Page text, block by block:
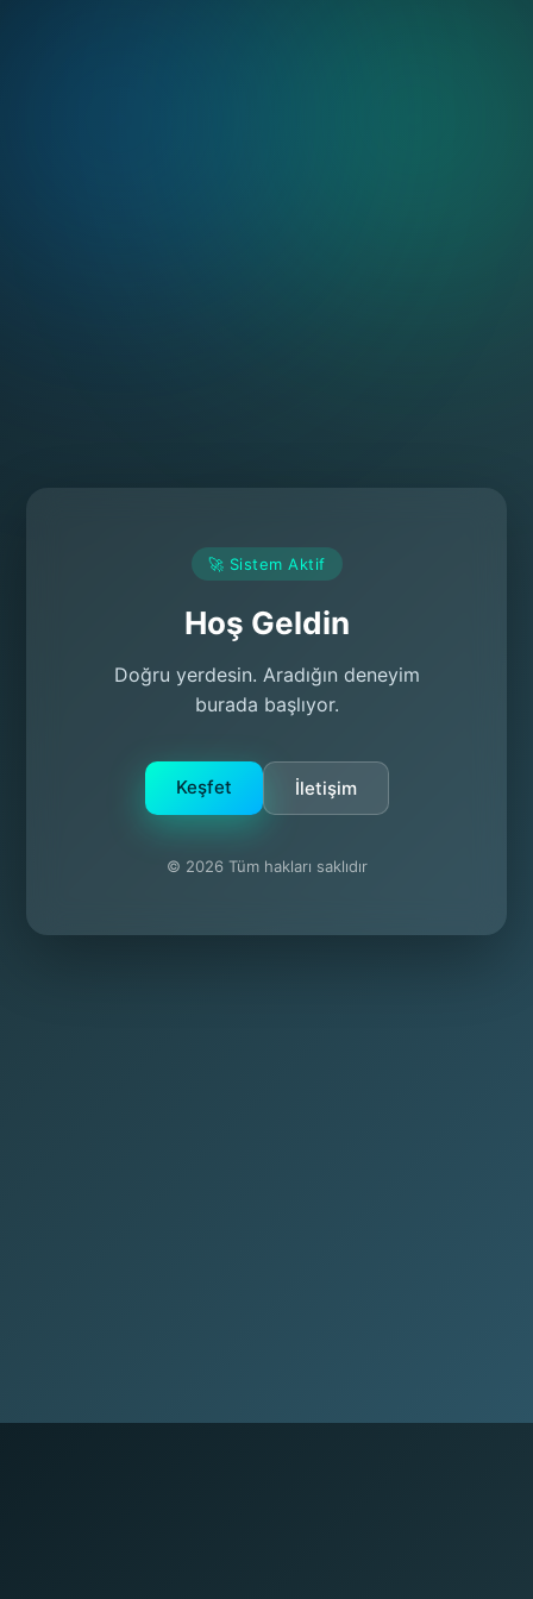
🚀 Sistem Aktif
Hoş Geldin
Doğru yerdesin. Aradığın deneyim
burada başlıyor.
Keşfet İletişim
© 2026 Tüm hakları saklıdır